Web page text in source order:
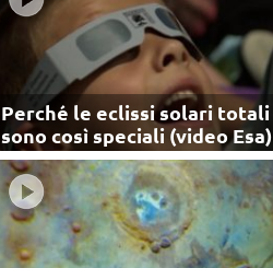
Perché le eclissi solari totali
sono così speciali (video Esa)